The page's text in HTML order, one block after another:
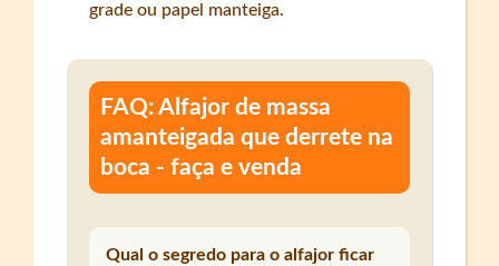
grade ou papel manteiga.
FAQ: Alfajor de massa
amanteigada que derrete na
boca - faça e venda
Qual o segredo para o alfajor ficar